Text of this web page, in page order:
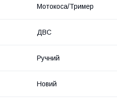
Мотокоса/Тример
ДВС
Ручний
Новий